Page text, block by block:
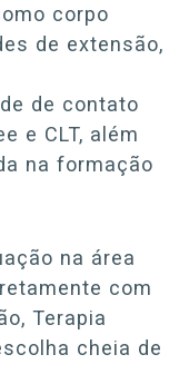
corpo
de extensão,
de contato
e CLT, além
na formação
na área
com
Terapia
cheia de